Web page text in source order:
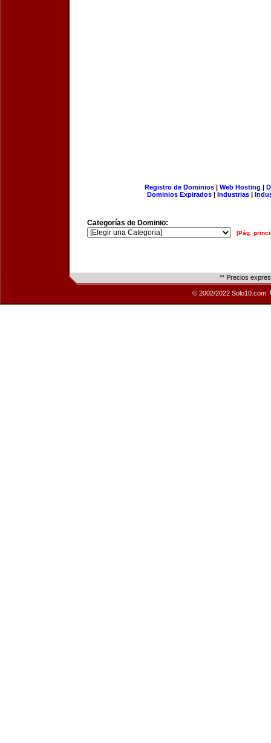
Registro de Dominios| Web Hosting |
Dominios Expirados | Industrias |
Categorías de Dominio:
[Pág.
** Precios
© 2002/2022 Solo10.com